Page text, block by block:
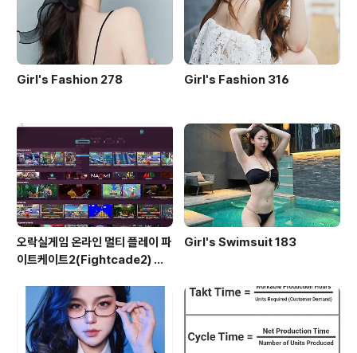
Girl's Fashion 278 Girl's Fashion 316
오락실게임 온라인 멀티 플레이 파
이트케이트2(Fightcade2) 설
Girl's Swimsuit 183